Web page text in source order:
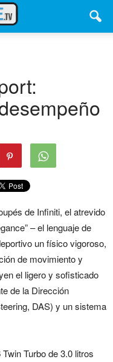
de Infiniti, el atrevido
– el lenguaje de
un físico vigoroso,
de movimiento y
el ligero y sofisticado
de la Dirección
DAS) y un sistema
Turbo de 3.0 litros